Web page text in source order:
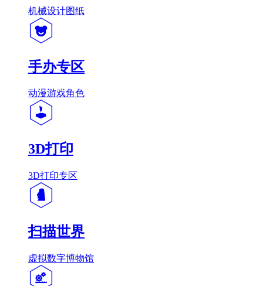
机械设计图纸
手办专区
动漫游戏角色
3D打印
3D打印专区
扫描世界
虚拟数字博物馆